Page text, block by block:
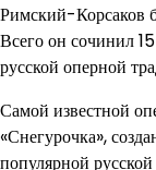
Римский-Корсаков
Всего он сочинил
русской оперной
Самой известной
«Снегурочка»,
популярной